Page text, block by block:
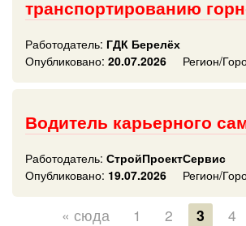
транспортированию
Работодатель: ГДК Берелёх
Опубликовано: 20.07.2026 Регион/
Водитель карьерного
Работодатель: СтройПроектСервис
Опубликовано: 19.07.2026 Регион/
« сюда 1 2 3 4